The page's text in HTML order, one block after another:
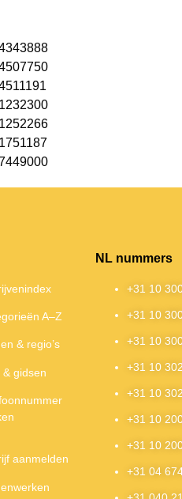
A–Z
& regio’s
& gidsen
aanmelden
NL nummers
+31 10
+31 10
+31 10
+31 10
+31 10
+31 10
+31 10
+31 04